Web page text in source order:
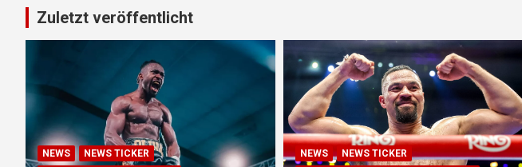
Zuletzt veröffentlicht
NEWS
NEWS TICKER
NEWS
NEWS TICKER